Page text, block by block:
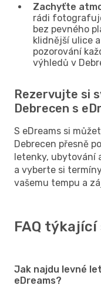
Zachyťte
rádi
bez pevného
klidnější ulice
pozorování
výhledů v
Rezervujte si
Debrecen s
S eDreams si
Debrecen přesně
letenky, ubytování
a vyberte si
vašemu tempu a
FAQ
Jak najdu levné
eDreams?